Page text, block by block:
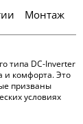
Монтаж
типа DC-Inverter
и комфорта. Это
призваны
условиях